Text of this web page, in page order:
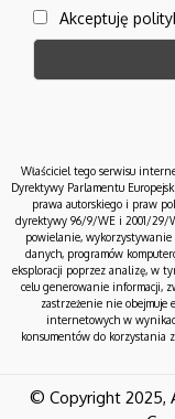
Akceptuję
Właściciel tego serwisu
Dyrektywy Parlamentu
prawa autorskiego i praw
dyrektywy 96/9/WE i 2001/29/
powielanie,
danych, programów
eksploracji poprzez analizę, w
celu generowanie informacji,
zastrzeżenie nie obejmuje
internetowych w
konsumentów do korzystania
© Copyright 2025,